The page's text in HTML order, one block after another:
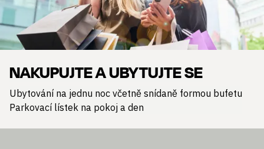
NAKUPUJTE A UBYTUJTE SE
Ubytování na jednu noc včetně snídaně formou bufetu
Parkovací lístek na pokoj a den